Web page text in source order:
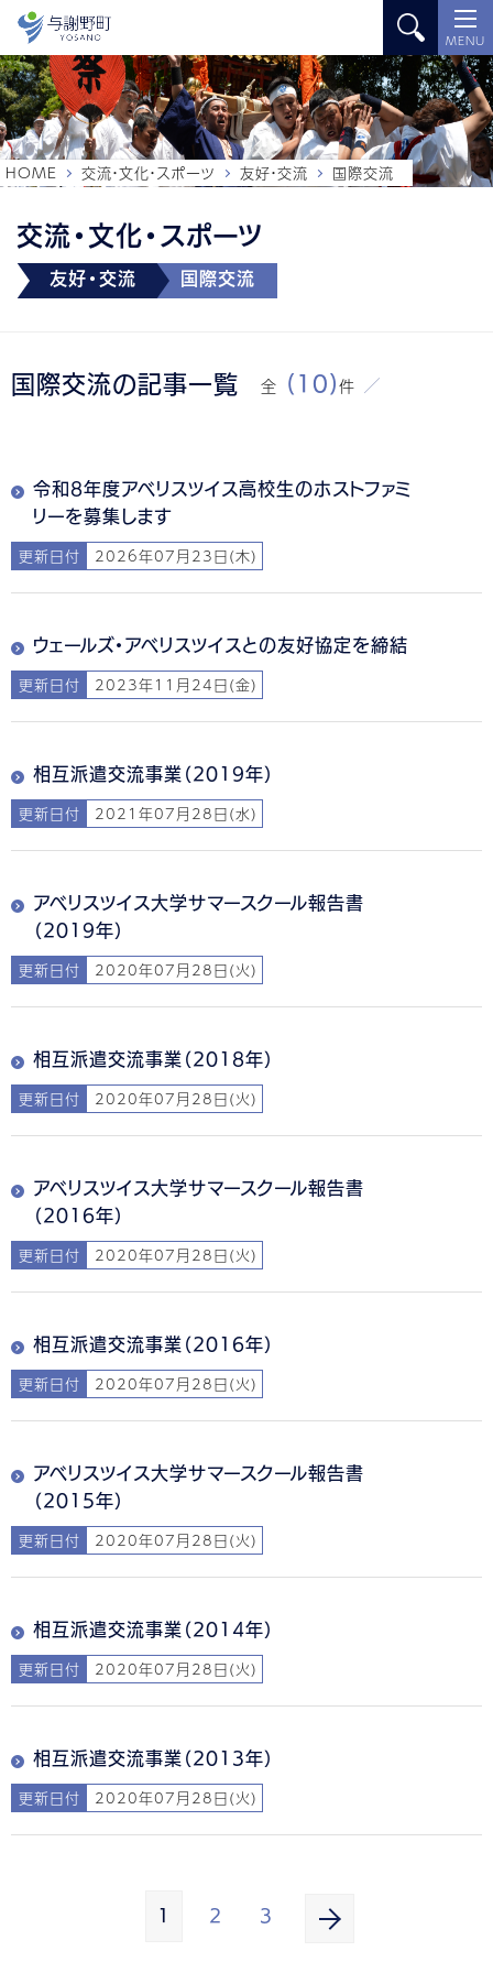
MENU
交流・文化・スポーツ
友好・交流 国際交流
HOME 交流・文化・スポーツ 友好・交流 国際交流
国際交流の記事一覧 全 (10)件
令和8年度アベリスツイス高校生のホストファミ
リーを募集します
更新日付 2026年07月23日(木)
ウェールズ・アベリスツイスとの友好協定を締結
更新日付 2023年11月24日(金)
相互派遣交流事業（2019年）
更新日付 2021年07月28日(水)
アベリスツイス大学サマースクール報告書
（2019年）
更新日付 2020年07月28日(火)
相互派遣交流事業（2018年）
更新日付 2020年07月28日(火)
アベリスツイス大学サマースクール報告書
（2016年）
更新日付 2020年07月28日(火)
相互派遣交流事業（2016年）
更新日付 2020年07月28日(火)
アベリスツイス大学サマースクール報告書
（2015年）
更新日付 2020年07月28日(火)
相互派遣交流事業（2014年）
更新日付 2020年07月28日(火)
相互派遣交流事業（2013年）
更新日付 2020年07月28日(火)
1 2 3